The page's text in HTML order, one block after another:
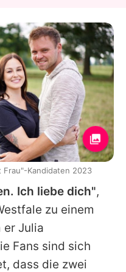
Ich liebe dich",
zu einem
er Julia
Fans sind sich
dass die zwei
Kandidaten 2023